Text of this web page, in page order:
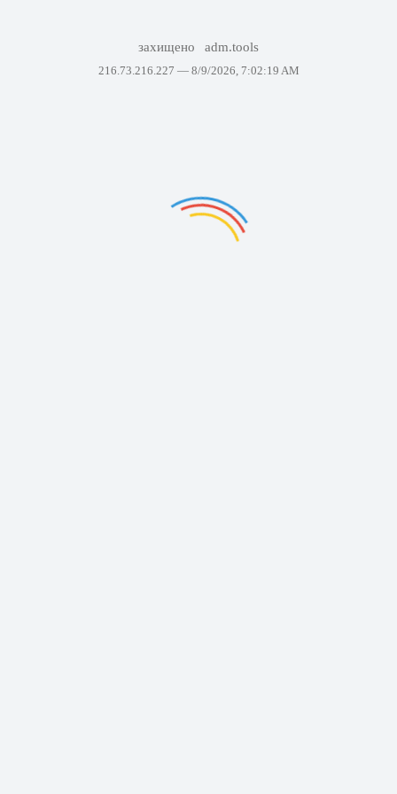
захищено adm.tools
216.73.216.227 — 8/9/2026, 7:02:19 AM